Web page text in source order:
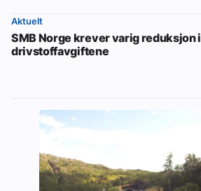
Aktuelt
SMB Norge krever varig reduksjon i
drivstoffavgiftene